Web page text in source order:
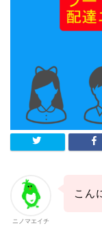
ニノマエイチ
こん